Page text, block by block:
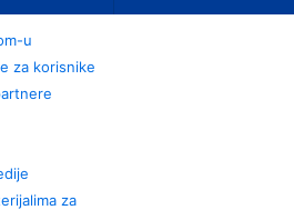
u
za korisnike
za